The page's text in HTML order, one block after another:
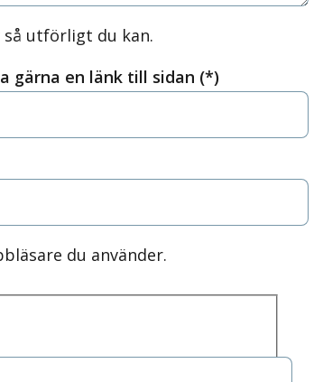
så utförligt du kan.
gärna en länk till sidan
du använder.